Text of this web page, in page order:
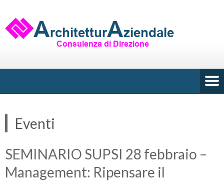
content
Eventi
SEMINARIO SUPSI 28 febbraio –
Management: Ripensare il